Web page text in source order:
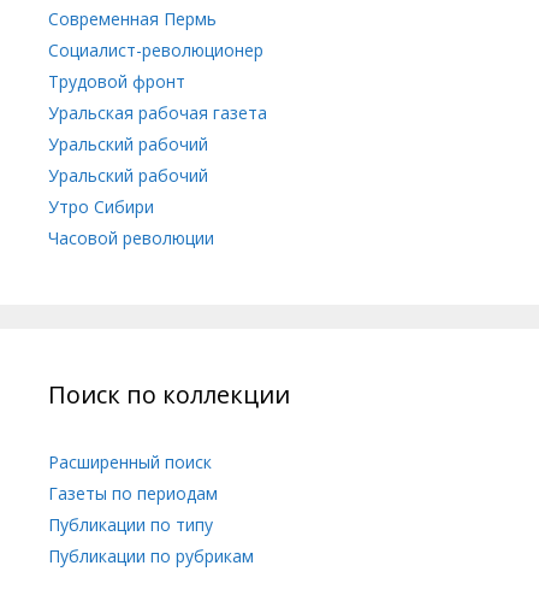
Современная Пермь
Социалист-революционер
Трудовой фронт
Уральская рабочая газета
Уральский рабочий
Уральский рабочий
Утро Сибири
Часовой революции
Поиск по коллекции
Расширенный поиск
Газеты по периодам
Публикации по типу
Публикации по рубрикам